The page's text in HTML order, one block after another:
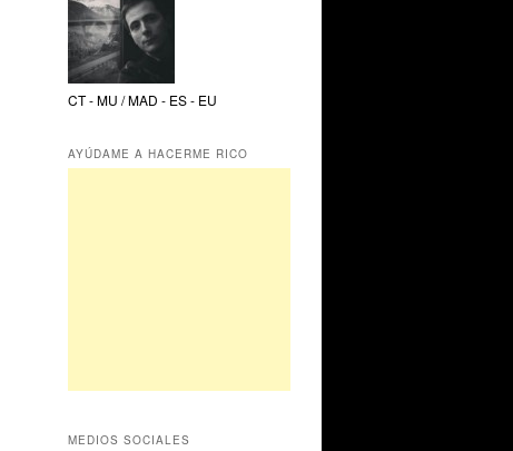
CT - MU / MAD - ES - EU
AYÚDAME A HACERME RICO
MEDIOS SOCIALES